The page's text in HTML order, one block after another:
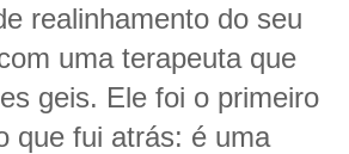
realinhamento do seu
uma terapeuta que
geis. Ele foi o primeiro
que fui atrás: é uma